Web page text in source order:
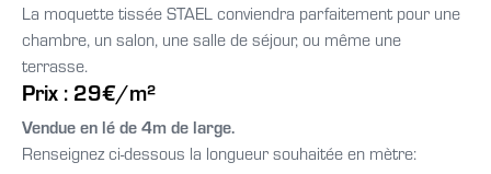
La moquette tissée STAEL conviendra parfaitement pour une
chambre, un salon, une salle de séjour, ou même une
terrasse.
Prix : 29€/m²
Vendue en lé de 4m de large.
Renseignez ci-dessous la longueur souhaitée en mètre: